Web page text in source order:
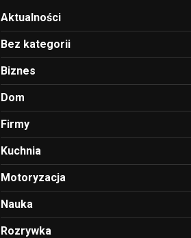
Aktualności
Bez kategorii
Biznes
Dom
Firmy
Kuchnia
Motoryzacja
Nauka
Rozrywka